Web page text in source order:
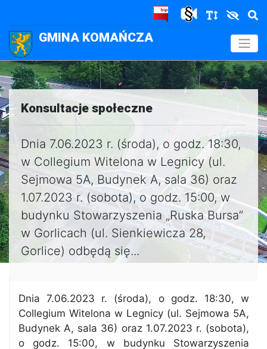
GMINA KOMAŃCZA .
Konsultacje społeczne
Dnia 7.06.2023 r. (środa), o godz. 18:30,
w Collegium Witelona w Legnicy (ul.
Sejmowa 5A, Budynek A, sala 36) oraz
1.07.2023 r. (sobota), o godz. 15:00, w
budynku Stowarzyszenia „Ruska Bursa”
w Gorlicach (ul. Sienkiewicza 28,
Gorlice) odbędą się...
Dnia 7.06.2023 r. (środa), o godz. 18:30, w
Collegium Witelona w Legnicy (ul. Sejmowa 5A,
Budynek A, sala 36) oraz 1.07.2023 r. (sobota),
o godz. 15:00, w budynku Stowarzyszenia